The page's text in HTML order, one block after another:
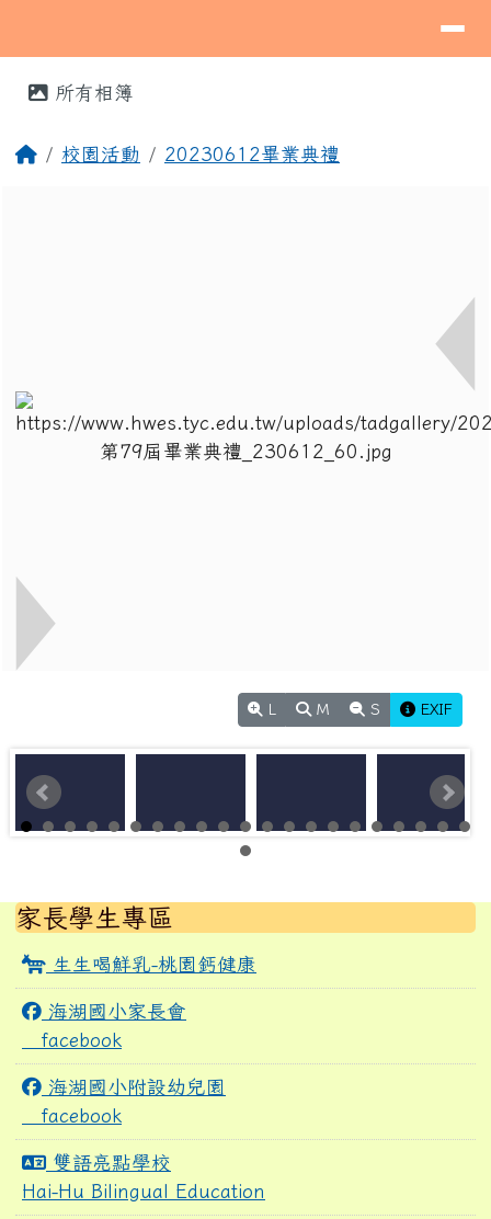
所有相簿
回首頁
校園活動 20230612畢業典禮
M S EXIF
左邊區域內容
家長學生專區
生生喝鮮乳-桃園鈣健康
海湖國小家長會
facebook
海湖國小附設幼兒園
facebook
雙語亮點學校
Hai-Hu Bilingual Education